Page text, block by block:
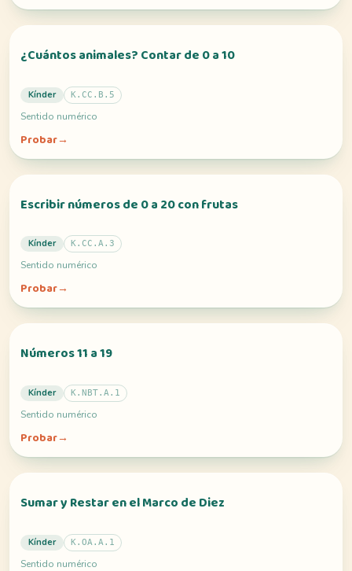
¿Cuántos animales? Contar de 0 a 10
Kínder K.CC.B.5
Sentido numérico
Probar→
Escribir números de 0 a 20 con frutas
Kínder K.CC.A.3
Sentido numérico
Probar→
Números 11 a 19
Kínder K.NBT.A.1
Sentido numérico
Probar→
Sumar y Restar en el Marco de Diez
Kínder K.OA.A.1
Sentido numérico